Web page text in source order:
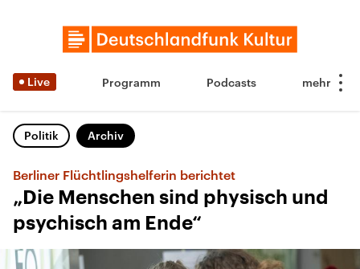
Live Programm Podcasts
Politik Archiv
Berliner Flüchtlingshelferin berichtet
„Die Menschen sind physisch und
psychisch am Ende“